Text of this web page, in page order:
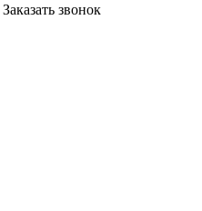
Заказать звонок